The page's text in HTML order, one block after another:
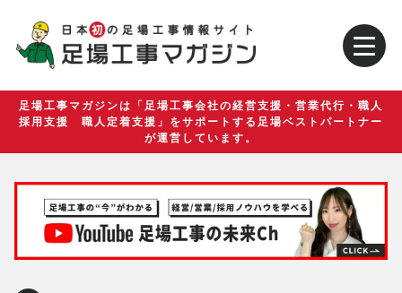
足場工事マガジンは「足場工事会社の経営支援・営業代行・職人
採用支援 職人定着支援」をサポートする足場ベストパートナー
が運営しています。